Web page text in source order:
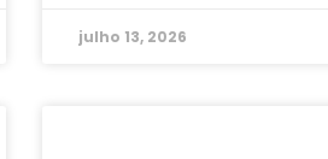
julho 13, 2026